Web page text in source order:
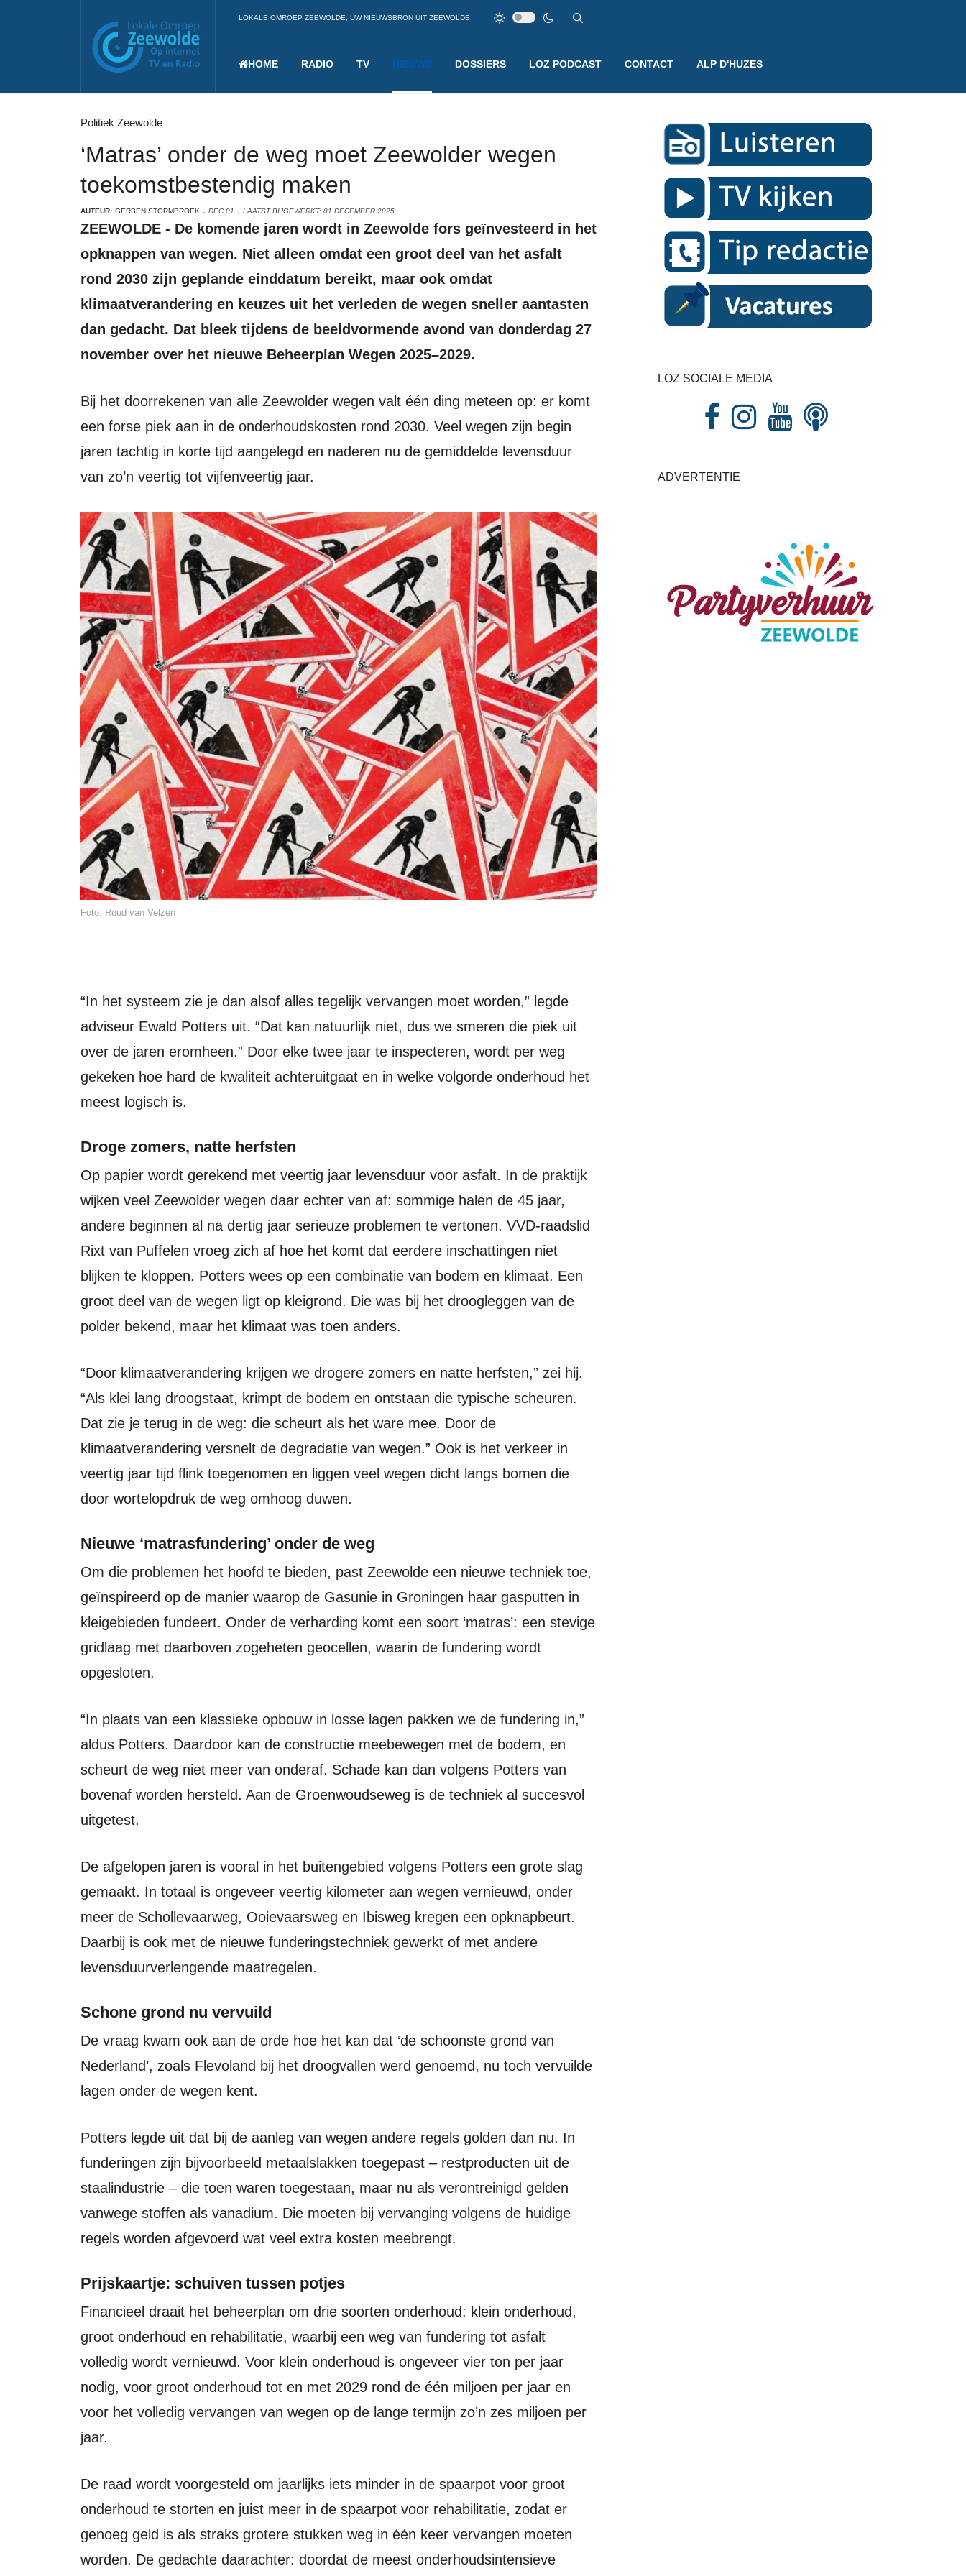
LOKALE OMROEP ZEEWOLDE, UW NIEUWSBRON UIT ZEEWOLDE
HOME RADIO TV NIEUWS DOSSIERS LOZ PODCAST CONTACT ALP D'HUZES
Politiek Zeewolde
‘Matras’ onder de weg moet Zeewolder wegen
toekomstbestendig maken
AUTEUR: GERBEN STORMBROEK DEC 01 LAATST BIJGEWERKT: 01 DECEMBER 2025
ZEEWOLDE - De komende jaren wordt in Zeewolde fors geïnvesteerd in het
opknappen van wegen. Niet alleen omdat een groot deel van het asfalt
rond 2030 zijn geplande einddatum bereikt, maar ook omdat
klimaatverandering en keuzes uit het verleden de wegen sneller aantasten
dan gedacht. Dat bleek tijdens de beeldvormende avond van donderdag 27
november over het nieuwe Beheerplan Wegen 2025–2029.
Bij het doorrekenen van alle Zeewolder wegen valt één ding meteen op: er komt
een forse piek aan in de onderhoudskosten rond 2030. Veel wegen zijn begin
jaren tachtig in korte tijd aangelegd en naderen nu de gemiddelde levensduur
van zo’n veertig tot vijfenveertig jaar.
Foto: Ruud van Velzen
“In het systeem zie je dan alsof alles tegelijk vervangen moet worden,” legde
adviseur Ewald Potters uit. “Dat kan natuurlijk niet, dus we smeren die piek uit
over de jaren eromheen.” Door elke twee jaar te inspecteren, wordt per weg
gekeken hoe hard de kwaliteit achteruitgaat en in welke volgorde onderhoud het
meest logisch is.
Droge zomers, natte herfsten
Op papier wordt gerekend met veertig jaar levensduur voor asfalt. In de praktijk
wijken veel Zeewolder wegen daar echter van af: sommige halen de 45 jaar,
andere beginnen al na dertig jaar serieuze problemen te vertonen. VVD-raadslid
Rixt van Puffelen vroeg zich af hoe het komt dat eerdere inschattingen niet
blijken te kloppen. Potters wees op een combinatie van bodem en klimaat. Een
groot deel van de wegen ligt op kleigrond. Die was bij het droogleggen van de
polder bekend, maar het klimaat was toen anders.
“Door klimaatverandering krijgen we drogere zomers en natte herfsten,” zei hij.
“Als klei lang droogstaat, krimpt de bodem en ontstaan die typische scheuren.
Dat zie je terug in de weg: die scheurt als het ware mee. Door de
klimaatverandering versnelt de degradatie van wegen.” Ook is het verkeer in
veertig jaar tijd flink toegenomen en liggen veel wegen dicht langs bomen die
door wortelopdruk de weg omhoog duwen.
Nieuwe ‘matrasfundering’ onder de weg
Om die problemen het hoofd te bieden, past Zeewolde een nieuwe techniek toe,
geïnspireerd op de manier waarop de Gasunie in Groningen haar gasputten in
kleigebieden fundeert. Onder de verharding komt een soort ‘matras’: een stevige
gridlaag met daarboven zogeheten geocellen, waarin de fundering wordt
opgesloten.
“In plaats van een klassieke opbouw in losse lagen pakken we de fundering in,”
aldus Potters. Daardoor kan de constructie meebewegen met de bodem, en
scheurt de weg niet meer van onderaf. Schade kan dan volgens Potters van
bovenaf worden hersteld. Aan de Groenwoudseweg is de techniek al succesvol
uitgetest.
De afgelopen jaren is vooral in het buitengebied volgens Potters een grote slag
gemaakt. In totaal is ongeveer veertig kilometer aan wegen vernieuwd, onder
meer de Schollevaarweg, Ooievaarsweg en Ibisweg kregen een opknapbeurt.
Daarbij is ook met de nieuwe funderingstechniek gewerkt of met andere
levensduurverlengende maatregelen.
Schone grond nu vervuild
De vraag kwam ook aan de orde hoe het kan dat ‘de schoonste grond van
Nederland’, zoals Flevoland bij het droogvallen werd genoemd, nu toch vervuilde
lagen onder de wegen kent.
Potters legde uit dat bij de aanleg van wegen andere regels golden dan nu. In
funderingen zijn bijvoorbeeld metaalslakken toegepast – restproducten uit de
staalindustrie – die toen waren toegestaan, maar nu als verontreinigd gelden
vanwege stoffen als vanadium. Die moeten bij vervanging volgens de huidige
regels worden afgevoerd wat veel extra kosten meebrengt.
Prijskaartje: schuiven tussen potjes
Financieel draait het beheerplan om drie soorten onderhoud: klein onderhoud,
groot onderhoud en rehabilitatie, waarbij een weg van fundering tot asfalt
volledig wordt vernieuwd. Voor klein onderhoud is ongeveer vier ton per jaar
nodig, voor groot onderhoud tot en met 2029 rond de één miljoen per jaar en
voor het volledig vervangen van wegen op de lange termijn zo’n zes miljoen per
jaar.
De raad wordt voorgesteld om jaarlijks iets minder in de spaarpot voor groot
onderhoud te storten en juist meer in de spaarpot voor rehabilitatie, zodat er
genoeg geld is als straks grotere stukken weg in één keer vervangen moeten
worden. De gedachte daarachter: doordat de meest onderhoudsintensieve
LOZ SOCIALE MEDIA
ADVERTENTIE